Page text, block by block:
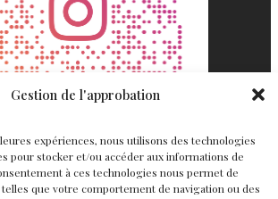
Gestion de l'approbation
expériences, nous utilisons des technologies
pour stocker et/ou accéder aux informations de
à ces technologies nous permet de
que votre comportement de navigation ou des